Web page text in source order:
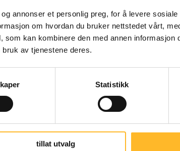
annonser et personlig preg, for å levere
om hvordan du bruker nettstedet vårt,
som kan kombinere den med annen informasjon
av tjenestene deres.
Statistikk
tillat utvalg